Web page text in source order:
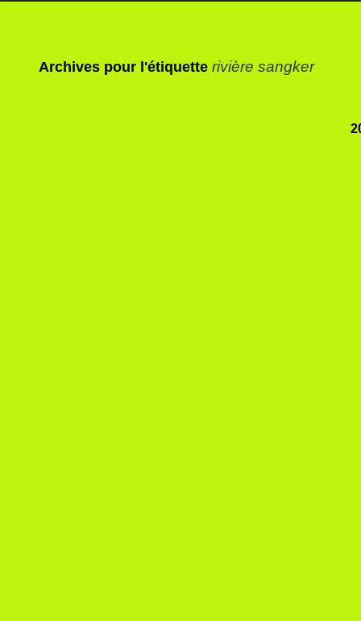
Archives pour l'étiquette rivière sangker